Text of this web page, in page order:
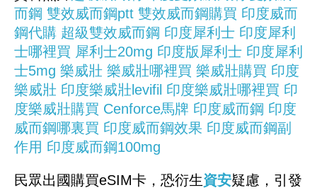
而鋼 雙效威而鋼ptt 雙效威而鋼購買 印度威而
鋼代購 超級雙效威而鋼 印度犀利士 印度犀利
士哪裡買 犀利士20mg 印度版犀利士 印度犀利
士5mg 樂威壯 樂威壯哪裡買 樂威壯購買 印度
樂威壯 印度樂威壯levifil 印度樂威壯哪裡買 印
度樂威壯購買 Cenforce馬牌 印度威而鋼 印度
威而鋼哪裏買 印度威而鋼效果 印度威而鋼副
作用 印度威而鋼100mg
民眾出國購買eSIM卡，恐衍生資安疑慮，引發